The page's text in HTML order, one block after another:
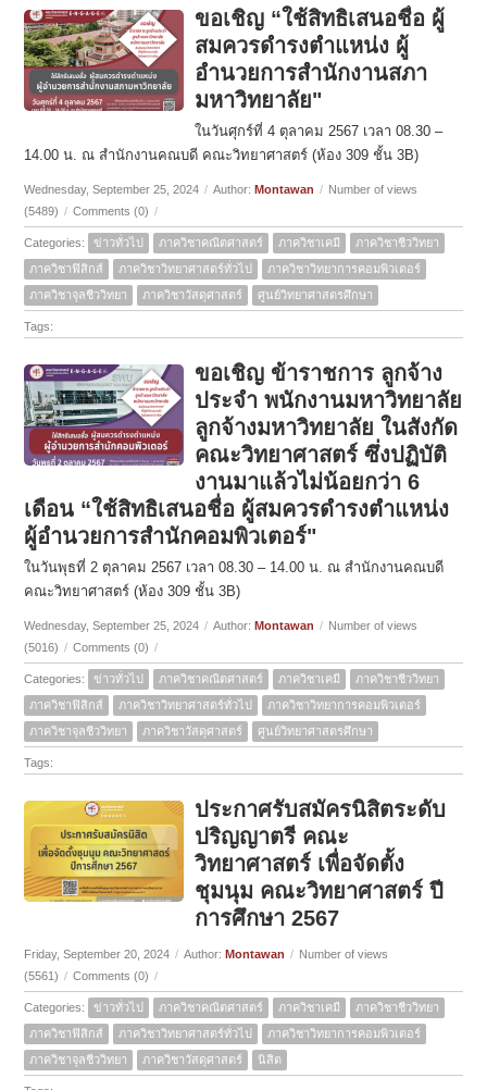
ขอเชิญ “ใช้สิทธิเสนอชื่อ ผู้
สมควรดำรงตำแหน่ง ผู้
อำนวยการสำนักงานสภา
มหาวิทยาลัย"
ในวันศุกร์ที่ 4 ตุลาคม 2567 เวลา 08.30 –
14.00 น. ณ สำนักงานคณบดี คณะวิทยาศาสตร์ (ห้อง 309 ชั้น 3B)
Wednesday, September 25, 2024 / Author:Montawan / Number of views
(5489) / Comments (0) /
Categories: ข่าวทั่วไป ภาควิชาคณิตศาสตร์ ภาควิชาเคมี
ภาควิชาชีววิทยา
ภาควิชาฟิสิกส์
ภาควิชาวิทยาศาสตร์ทั่วไป
ภาควิชาวิทยาการคอมพิวเตอร์
ภาควิชาจุลชีววิทยา
ภาควิชาวัสดุศาสตร์ ศูนย์วิทยาศาสตรศึกษา
Tags:
ขอเชิญ ข้าราชการ ลูกจ้าง
ประจำ พนักงานมหาวิทยาลัย
ลูกจ้างมหาวิทยาลัย ในสังกัด
คณะวิทยาศาสตร์ ซึ่งปฏิบัติ
งานมาแล้วไม่น้อยกว่า 6
เดือน “ใช้สิทธิเสนอชื่อ ผู้สมควรดำรงตำแหน่ง
ผู้อำนวยการสำนักคอมพิวเตอร์"
ในวันพุธที่ 2 ตุลาคม 2567 เวลา 08.30 – 14.00 น. ณ สำนักงานคณบดี
คณะวิทยาศาสตร์ (ห้อง 309 ชั้น 3B)
Wednesday, September 25, 2024 / Author:Montawan / Number of views
(5016) / Comments (0) /
Categories: ข่าวทั่วไป ภาควิชาคณิตศาสตร์ ภาควิชาเคมี
ภาควิชาชีววิทยา
ภาควิชาฟิสิกส์
ภาควิชาวิทยาศาสตร์ทั่วไป
ภาควิชาวิทยาการคอมพิวเตอร์
ภาควิชาจุลชีววิทยา
ภาควิชาวัสดุศาสตร์ ศูนย์วิทยาศาสตรศึกษา
Tags:
ประกาศรับสมัครนิสิตระดับ
ปริญญาตรี คณะ
วิทยาศาสตร์ เพื่อจัดตั้ง
ชุมนุม คณะวิทยาศาสตร์ ปี
การศึกษา 2567
Friday, September 20, 2024 / Author:Montawan / Number of views
(5561) / Comments (0) /
Categories: ข่าวทั่วไป ภาควิชาคณิตศาสตร์ ภาควิชาเคมี
ภาควิชาชีววิทยา
ภาควิชาฟิสิกส์
ภาควิชาวิทยาศาสตร์ทั่วไป
ภาควิชาวิทยาการคอมพิวเตอร์
ภาควิชาจุลชีววิทยา
ภาควิชาวัสดุศาสตร์ นิสิต